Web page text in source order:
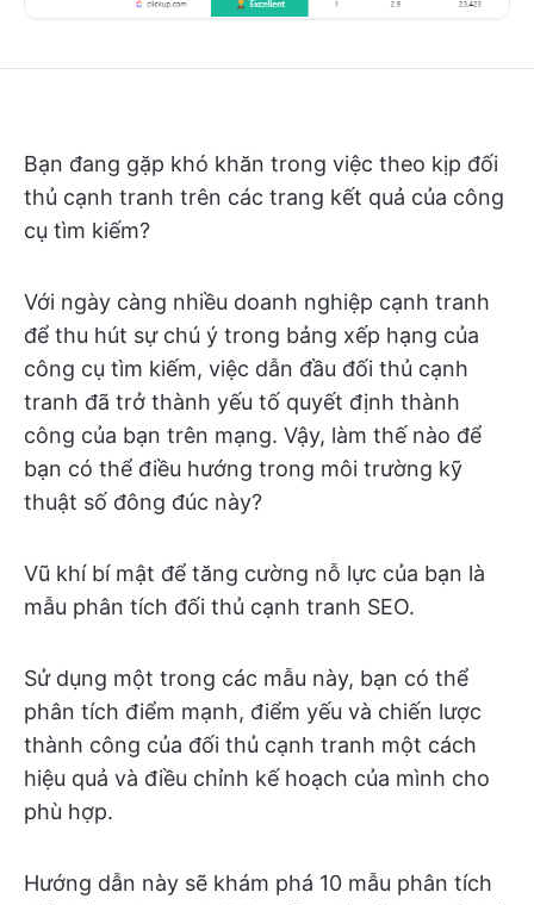
Bạn đang gặp khó khăn trong việc theo kịp đối
thủ cạnh tranh trên các trang kết quả của công
cụ tìm kiếm?
Với ngày càng nhiều doanh nghiệp cạnh tranh
để thu hút sự chú ý trong bảng xếp hạng của
công cụ tìm kiếm, việc dẫn đầu đối thủ cạnh
tranh đã trở thành yếu tố quyết định thành
công của bạn trên mạng. Vậy, làm thế nào để
bạn có thể điều hướng trong môi trường kỹ
thuật số đông đúc này?
Vũ khí bí mật để tăng cường nỗ lực của bạn là
mẫu phân tích đối thủ cạnh tranh SEO.
Sử dụng một trong các mẫu này, bạn có thể
phân tích điểm mạnh, điểm yếu và chiến lược
thành công của đối thủ cạnh tranh một cách
hiệu quả và điều chỉnh kế hoạch của mình cho
phù hợp.
Hướng dẫn này sẽ khám phá 10 mẫu phân tích